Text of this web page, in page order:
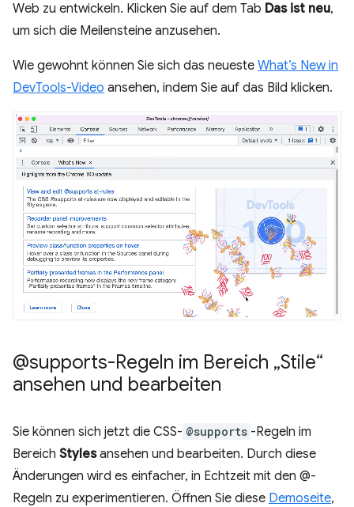
Web zu entwickeln. Klicken Sie auf dem Tab Das ist neu,
um sich die Meilensteine anzusehen.
Wie gewohnt können Sie sich das neueste What’s New in
DevTools-Video ansehen, indem Sie auf das Bild klicken.
@supports-Regeln im Bereich „Stile“
ansehen und bearbeiten
Sie können sich jetzt die CSS- @supports -Regeln im
Bereich Stylesansehen und bearbeiten. Durch diese
Änderungen wird es einfacher, in Echtzeit mit den @-
Regeln zu experimentieren. Öffnen Sie diese Demoseite,